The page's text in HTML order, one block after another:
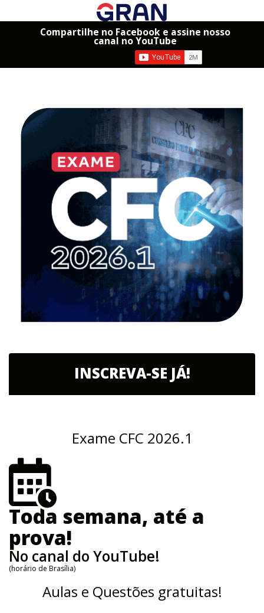
Compartilhe no Facebook e assine nosso
canal no YouTube
INSCREVA-SE JÁ!
Exame CFC 2026.1
Toda semana, até a
prova!
No canal do YouTube!
(horário de Brasília)
Aulas e Questões gratuitas!